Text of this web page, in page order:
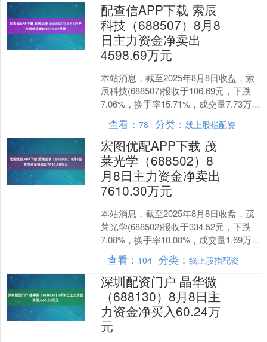
配查信APP下载 索辰
科技（688507）8月8
日主力资金净卖出
4598.69万元
本站消息，截至2025年8月8日收盘，索
辰科技(688507)报收于106.69元，下跌
7.06%，换手率15.71%，成交量7.73万
手，成交额8.66亿元。....
查看：78 分类：线上股指配资
宏图优配APP下载 茂
莱光学（688502）8
月8日主力资金净卖出
7610.30万元
本站消息，截至2025年8月8日收盘，茂
莱光学(688502)报收于334.52元，下跌
7.08%，换手率10.08%，成交量1.69万
手，成交额5.78亿元。....
查看： 104 分类：线上股指配资
深圳配资门户 晶华微
（688130）8月8日主
力资金净买入60.24万
元